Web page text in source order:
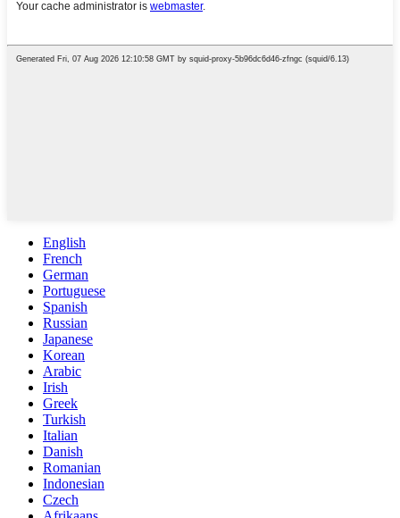
English
French
German
Portuguese
Spanish
Russian
Japanese
Korean
Arabic
Irish
Greek
Turkish
Italian
Danish
Romanian
Indonesian
Czech